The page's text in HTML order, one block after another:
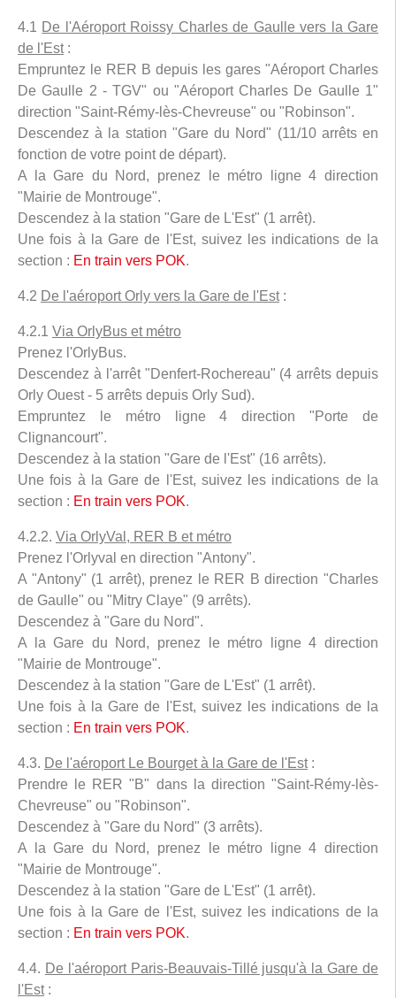
4.1 De l'Aéroport Roissy Charles de Gaulle vers la Gare
de l'Est:
Empruntez le RER B depuis les gares "Aéroport Charles
De Gaulle 2 - TGV" ou "Aéroport Charles De Gaulle 1"
direction "Saint-Rémy-lès-Chevreuse" ou "Robinson".
Descendez à la station "Gare du Nord" (11/10 arrêts en
fonction de votre point de départ).
A la Gare du Nord, prenez le métro ligne 4 direction
"Mairie de Montrouge".
Descendez à la station "Gare de L'Est" (1 arrêt).
Une fois à la Gare de l'Est, suivez les indications de la
section : En train vers POK.
4.2 De l'aéroport Orly vers la Gare de l'Est:
4.2.1 Via OrlyBus et métro
Prenez l'OrlyBus.
Descendez à l'arrêt "Denfert-Rochereau" (4 arrêts depuis
Orly Ouest - 5 arrêts depuis Orly Sud).
Empruntez le métro ligne 4 direction "Porte de
Clignancourt".
Descendez à la station "Gare de l'Est" (16 arrêts).
Une fois à la Gare de l'Est, suivez les indications de la
section : En train vers POK.
4.2.2. Via OrlyVal, RER B et métro
Prenez l'Orlyval en direction "Antony".
A "Antony" (1 arrêt), prenez le RER B direction "Charles
de Gaulle" ou "Mitry Claye" (9 arrêts).
Descendez à "Gare du Nord".
A la Gare du Nord, prenez le métro ligne 4 direction
"Mairie de Montrouge".
Descendez à la station "Gare de L'Est" (1 arrêt).
Une fois à la Gare de l'Est, suivez les indications de la
section : En train vers POK.
4.3. De l'aéroport Le Bourget à la Gare de l'Est:
Prendre le RER "B" dans la direction "Saint-Rémy-lès-
Chevreuse" ou "Robinson".
Descendez à "Gare du Nord" (3 arrêts).
A la Gare du Nord, prenez le métro ligne 4 direction
"Mairie de Montrouge".
Descendez à la station "Gare de L'Est" (1 arrêt).
Une fois à la Gare de l'Est, suivez les indications de la
section : En train vers POK.
4.4. De l'aéroport Paris-Beauvais-Tillé jusqu'à la Gare de
l'Est: